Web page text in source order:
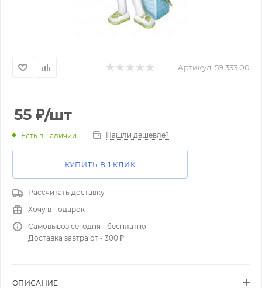
Артикул: 59.333.00
55 ₽/шт
Есть в наличии Нашли дешевле?
КУПИТЬ В 1 КЛИК
Рассчитать доставку
Хочу в подарок
Самовывоз сегодня - бесплатно
Доставка завтра от - 300 ₽
ОПИСАНИЕ